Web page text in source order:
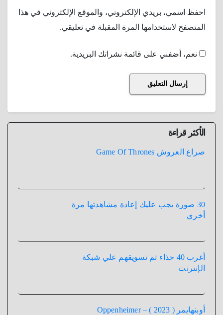
احفظ اسمي، بريدي الإلكتروني، والموقع الإلكتروني في هذا
المتصفح لاستخدامها المرة المقبلة في تعليقي.
نعم، أضفني على قائمة نشراتك البريدية.
الأكثر قراءة
صراع العروش Game Of Thrones
30 صورة يجب عليك إعادة مشاهدتها مرة
أخري
أغرب 40 حذاء تم تسويقهم علي شبكة
الإنترنت
أوبنهايمر ( 2023 ) – Oppenheimer